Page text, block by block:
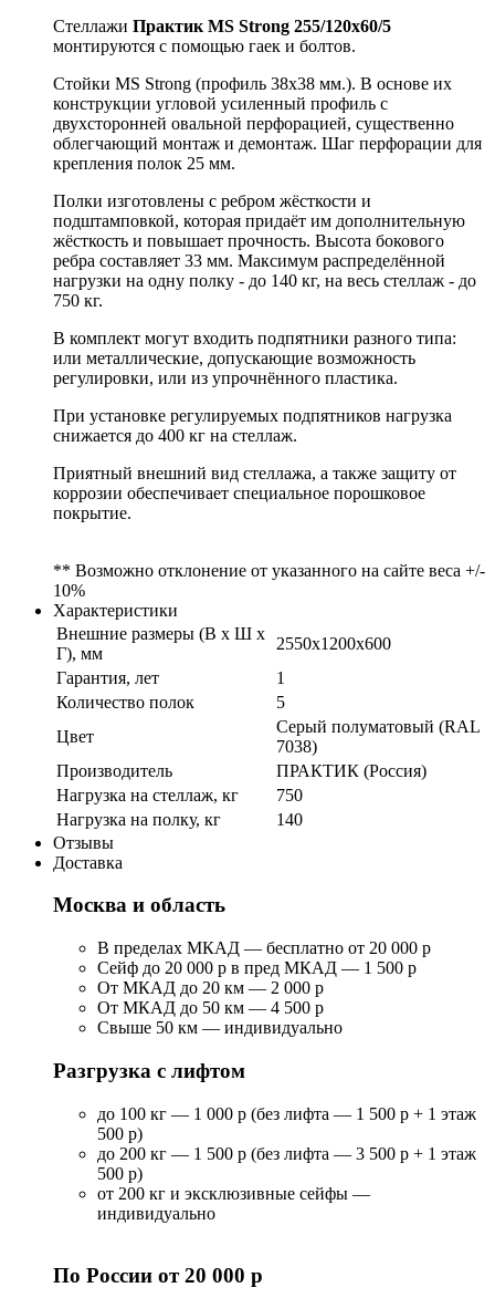
Стеллажи Практик MS Strong 255/120х60/5
монтируются с помощью гаек и болтов.
Стойки MS Strong (профиль 38x38 мм.). В основе их
конструкции угловой усиленный профиль с
двухсторонней овальной перфорацией, существенно
облегчающий монтаж и демонтаж. Шаг перфорации для
крепления полок 25 мм.
Полки изготовлены с ребром жёсткости и
подштамповкой, которая придаёт им дополнительную
жёсткость и повышает прочность. Высота бокового
ребра составляет 33 мм. Максимум распределённой
нагрузки на одну полку - до 140 кг, на весь стеллаж - до
750 кг.
В комплект могут входить подпятники разного типа:
или металлические, допускающие возможность
регулировки, или из упрочнённого пластика.
При установке регулируемых подпятников нагрузка
снижается до 400 кг на стеллаж.
Приятный внешний вид стеллажа, а также защиту от
коррозии обеспечивает специальное порошковое
покрытие.
** Возможно отклонение от указанного на сайте веса +/-
10%
Характеристики
Внешние размеры (В х Ш х
Г), мм
2550x1200x600
Гарантия, лет
1
Количество полок
5
Цвет
Серый полуматовый (RAL
7038)
Производитель
ПРАКТИК (Россия)
Нагрузка на стеллаж, кг
750
Нагрузка на полку, кг
140
Отзывы
Доставка
Москва и область
В пределах МКАД — бесплатно от 20 000 р
Сейф до 20 000 р в пред МКАД — 1 500 р
От МКАД до 20 км — 2 000 р
От МКАД до 50 км — 4 500 р
Свыше 50 км — индивидуально
Разгрузка с лифтом
до 100 кг — 1 000 р (без лифта — 1 500 р + 1 этаж
500 р)
до 200 кг — 1 500 р (без лифта — 3 500 р + 1 этаж
500 р)
от 200 кг и эксклюзивные сейфы —
индивидуально
По России от 20 000 р